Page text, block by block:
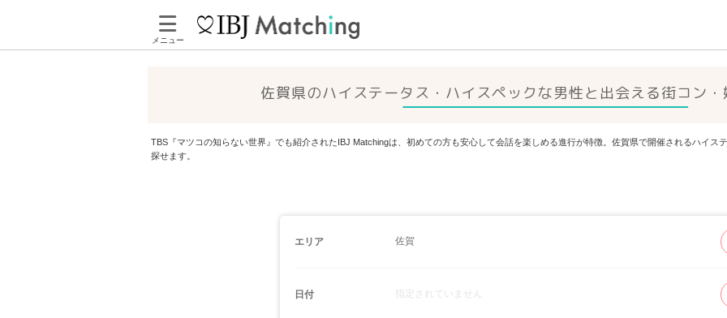
メニュー
佐賀県のハイステータス・ハイスペックな男性と出会える街コン
TBS『マツコの知らない世界』でも紹介されたIBJ Matchingは、初めての方も安心して会話を楽しめる進行が特徴。佐賀県で開催されるハイス
探せます。
エリア 佐賀
日付 指定されていません